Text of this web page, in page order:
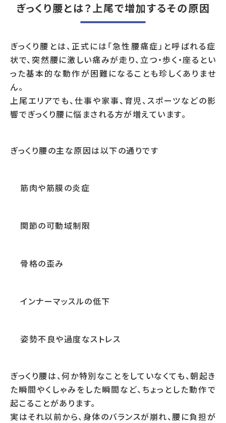
ぎっくり腰とは？上尾で増加するその原因
ぎっくり腰とは、正式には「急性腰痛症」と呼ばれる症
状で、突然腰に激しい痛みが走り、立つ・歩く・座るとい
った基本的な動作が困難になることも珍しくありませ
ん。
上尾エリアでも、仕事や家事、育児、スポーツなどの影
響でぎっくり腰に悩まされる方が増えています。
ぎっくり腰の主な原因は以下の通りです
筋肉や筋膜の炎症
関節の可動域制限
骨格の歪み
インナーマッスルの低下
姿勢不良や過度なストレス
ぎっくり腰は、何か特別なことをしていなくても、朝起き
た瞬間やくしゃみをした瞬間など、ちょっとした動作で
起こることがあります。
実はそれ以前から、身体のバランスが崩れ、腰に負担が